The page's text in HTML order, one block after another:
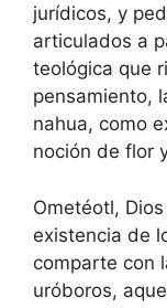
jurídicos, y
articulados a
teológica que
pensamiento,
nahua, como
noción de flor
Ometéotl,
existencia de
comparte con
uróboros,